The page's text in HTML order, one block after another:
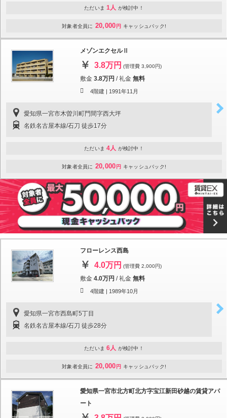
ただいま 1人 が検討中！
対象者全員に 20,000 円 キャッシュバック!
メゾンエクセルⅡ
3.8万円 (管理費 3,900円)
敷金 3.8万円 /礼金 無料
4階建 | 1991年11月
愛知県一宮市木曽川町門間字西大坪
名鉄名古屋本線/石刀 徒歩17分
ただいま 4人 が検討中！
対象者全員に 20,000 円 キャッシュバック!
フローレンス西島
4.0万円 (管理費 2,000円)
敷金 4.0万円 /礼金 無料
4階建 | 1989年10月
愛知県一宮市西島町5丁目
名鉄名古屋本線/石刀 徒歩28分
ただいま 6人 が検討中！
対象者全員に 20,000 円 キャッシュバック!
愛知県一宮市北方町北方字宝江新田砂越の賃貸アパ
ート